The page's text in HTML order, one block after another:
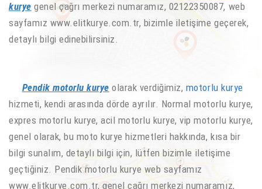
kurye genel çağrı merkezi numaramız, 02122350087, web
sayfamız www.elitkurye.com.tr, bizimle iletişime geçerek,
detaylı bilgi edinebilirsiniz.
Pendik motorlu kurye olarak verdiğimiz, motorlu kurye
hizmeti, kendi arasında dörde ayrılır. Normal motorlu kurye,
expres motorlu kurye, acil motorlu kurye, vip motorlu kurye,
genel olarak, bu moto kurye hizmetleri hakkında, kısa bir
bilgi sunalım, detaylı bilgi için, lütfen bizimle iletişime
geçtiğiniz. Pendik motorlu kurye web sayfamız
www.elitkurye.com.tr, genel çağrı merkezi numaramız,